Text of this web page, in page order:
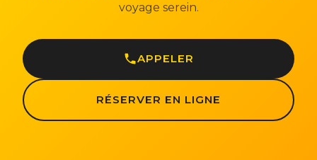
voyage serein.
APPELER
RÉSERVER EN LIGNE